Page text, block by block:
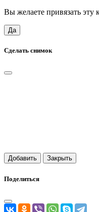
Вы желаете привязать
Да
Сделать снимок
Добавить Закрыть
Поделиться